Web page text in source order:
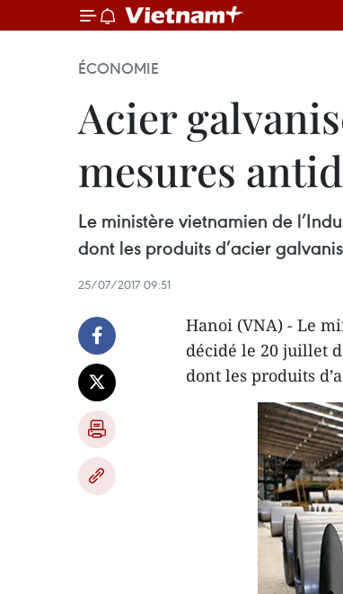
ÉCONOMIE
Acier
mesures
Le ministère vietnamien de
dont les produits d’acier
25/07/2017 09:51
Hanoi (VNA) - Le
décidé le 20 juillet
dont les produits